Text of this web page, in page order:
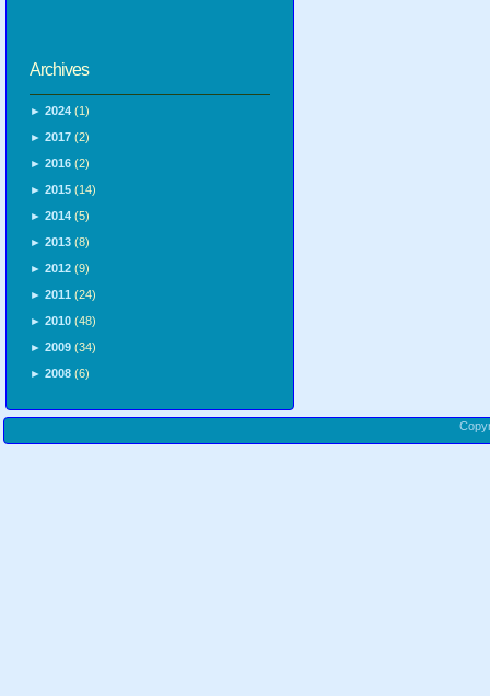
Archives
► 2024 (1)
► 2017 (2)
► 2016 (2)
► 2015 (14)
► 2014 (5)
► 2013 (8)
► 2012 (9)
► 2011 (24)
► 2010 (48)
► 2009 (34)
► 2008 (6)